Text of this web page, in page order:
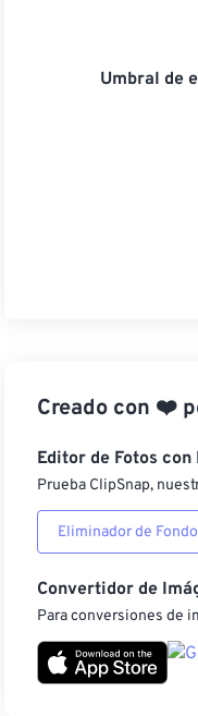
Umbral de
Creado con ❤️
Editor de Fotos con
Prueba ClipSnap,
Eliminador de Fondo
Convertidor de
Para conversiones de